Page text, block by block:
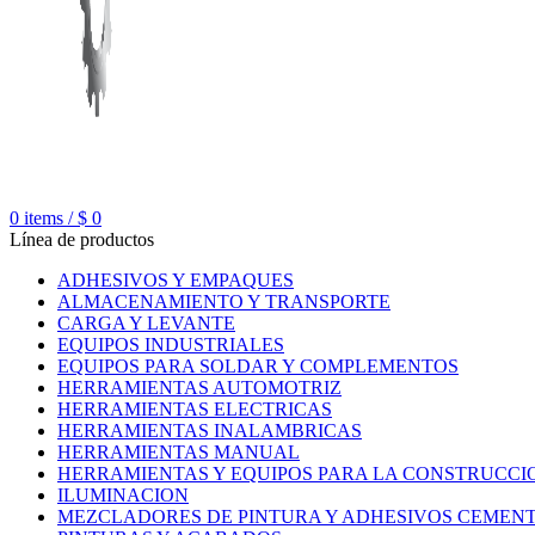
0 items / $ 0
Línea de productos
ADHESIVOS Y EMPAQUES
ALMACENAMIENTO Y TRANSPORTE
CARGA Y LEVANTE
EQUIPOS INDUSTRIALES
EQUIPOS PARA SOLDAR Y COMPLEMENTOS
HERRAMIENTAS AUTOMOTRIZ
HERRAMIENTAS ELECTRICAS
HERRAMIENTAS INALAMBRICAS
HERRAMIENTAS MANUAL
HERRAMIENTAS Y EQUIPOS PARA LA
ILUMINACION
MEZCLADORES DE PINTURA Y ADHESIVOS